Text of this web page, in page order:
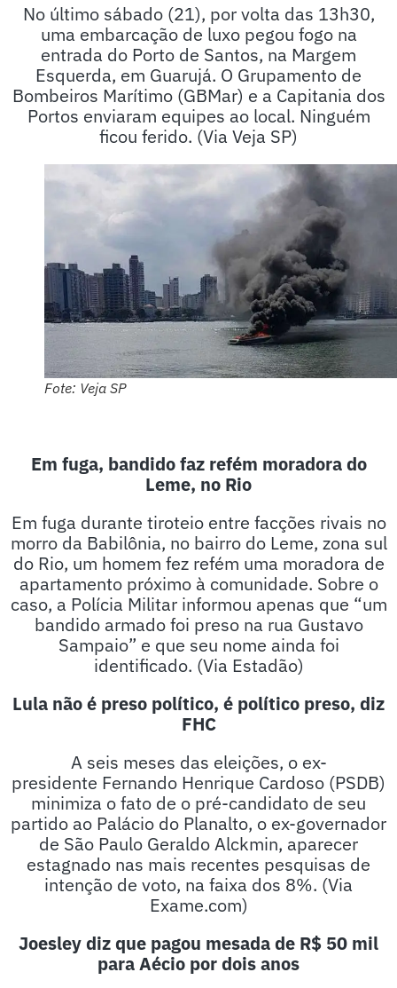
No último sábado (21), por volta das 13h30,
uma embarcação de luxo pegou fogo na
entrada do Porto de Santos, na Margem
Esquerda, em Guarujá. O Grupamento de
Bombeiros Marítimo (GBMar) e a Capitania dos
Portos enviaram equipes ao local. Ninguém
ficou ferido. (Via Veja SP)
Fote: Veja SP
Em fuga, bandido faz refém moradora do
Leme, no Rio
Em fuga durante tiroteio entre facções rivais no
morro da Babilônia, no bairro do Leme, zona sul
do Rio, um homem fez refém uma moradora de
apartamento próximo à comunidade. Sobre o
caso, a Polícia Militar informou apenas que “um
bandido armado foi preso na rua Gustavo
Sampaio” e que seu nome ainda foi
identificado. (Via Estadão)
Lula não é preso político, é político preso, diz
FHC
A seis meses das eleições, o ex-
presidente Fernando Henrique Cardoso (PSDB)
minimiza o fato de o pré-candidato de seu
partido ao Palácio do Planalto, o ex-governador
de São Paulo Geraldo Alckmin, aparecer
estagnado nas mais recentes pesquisas de
intenção de voto, na faixa dos 8%. (Via
Exame.com)
Joesley diz que pagou mesada de R$ 50 mil
para Aécio por dois anos